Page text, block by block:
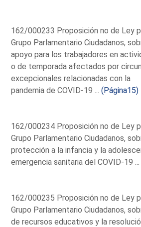
162/000233 Proposición no de Ley
Grupo Parlamentario Ciudadanos,
apoyo para los trabajadores en
o de temporada afectados por
excepcionales relacionadas con la
pandemia de COVID-19 ...(Página15)
162/000234 Proposición no de Ley
Grupo Parlamentario Ciudadanos,
protección a la infancia y la
emergencia sanitaria del COVID-19
162/000235 Proposición no de Ley
Grupo Parlamentario Ciudadanos,
de recursos educativos y la